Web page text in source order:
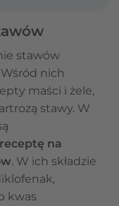
stawów
nich
maści i żele,
stawy. W
na
. W ich składzie
kwas